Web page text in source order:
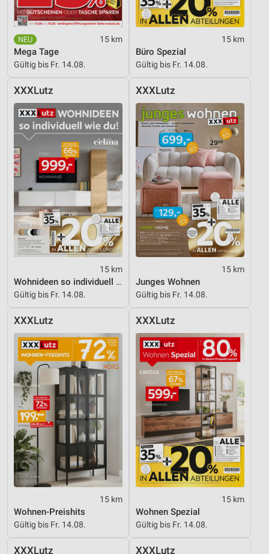
15 km
Mega Tage
Gültig bis Fr. 14.08.
15 km
Büro Spezial
Gültig bis Fr. 14.08.
XXXLutz
15 km
Wohnideen so individuell wie du!
Gültig bis Fr. 14.08.
XXXLutz
15 km
Junges Wohnen
Gültig bis Fr. 14.08.
XXXLutz
15 km
Wohnen-Preishits
Gültig bis Fr. 14.08.
XXXLutz
15 km
Wohnen Spezial
Gültig bis Fr. 14.08.
XXXLutz XXXLutz